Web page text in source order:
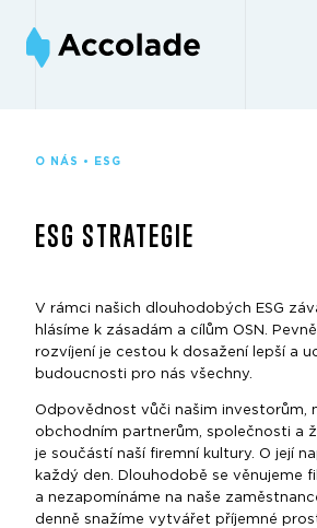
O NÁS • ESG
ESG STRATEGIE
V rámci našich dlouhodobých ESG
hlásíme k zásadám a cílům OSN.
rozvíjení je cestou k dosažení lepší a
budoucnosti pro nás všechny.
Odpovědnost vůči našim investorům,
obchodním partnerům, společnosti a
je součástí naší firemní kultury. O její
každý den. Dlouhodobě se věnujeme
a nezapomínáme na naše
denně snažíme vytvářet příjemné